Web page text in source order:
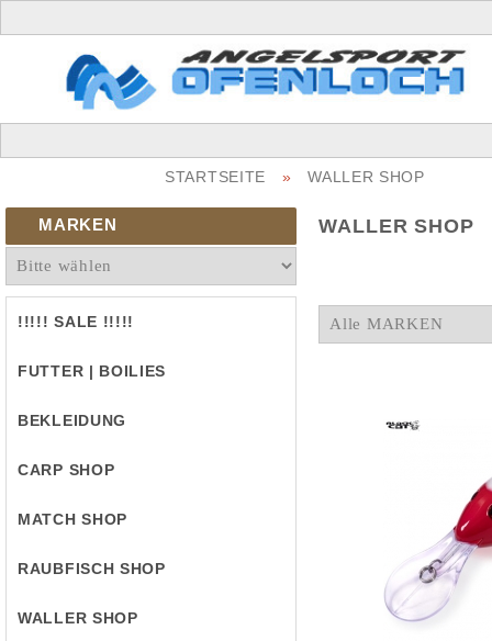
STARTSEITE » WALLER SHOP
MARKEN
!!!!! SALE !!!!!
FUTTER | BOILIES
BEKLEIDUNG
CARP SHOP
MATCH SHOP
RAUBFISCH SHOP
WALLER SHOP
WALLER SHOP